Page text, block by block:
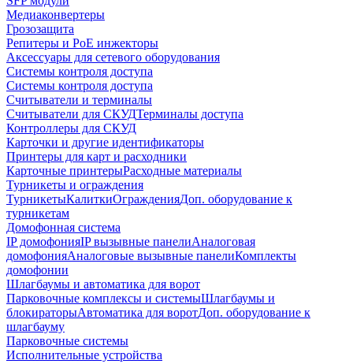
Медиаконвертеры
Грозозащита
Репитеры и PoE инжекторы
Аксессуары для сетевого оборудования
Системы контроля доступа
Системы контроля доступа
Считыватели и терминалы
Считыватели для СКУДТерминалы доступа
Контроллеры для СКУД
Карточки и другие идентификаторы
Принтеры для карт и расходники
Карточные принтерыРасходные материалы
Турникеты и ограждения
ТурникетыКалиткиОгражденияДоп. оборудование к
турникетам
Домофонная система
IP домофонияIP вызывные панелиАналоговая
домофонияАналоговые вызывные панелиКомплекты
домофонии
Шлагбаумы и автоматика для ворот
Парковочные комплексы и системыШлагбаумы и
блокираторыАвтоматика для воротДоп. оборудование к
шлагбауму
Парковочные системы
Исполнительные устройства